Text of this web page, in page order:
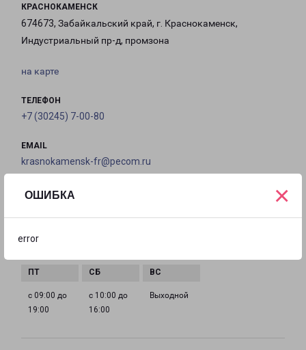
ОШИБКА
error
×
КРАСНОКАМЕНСК
674673, Забайкальский край, г. Краснокаменск,
Индустриальный пр-д, промзона
на карте
ТЕЛЕФОН
+7 (30245) 7-00-80
EMAIL
krasnokamensk-fr@pecom.ru
ГРАФИК РАБОТЫ
с 09:00 до
с 09:00 до
19:00
с 10:00 до
16:00
Выходной